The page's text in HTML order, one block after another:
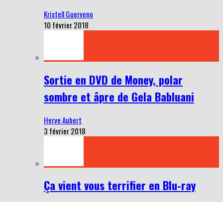
Kristell Guerveno
10 février 2018
Sortie en DVD de Money, polar
sombre et âpre de Gela Babluani
Herve Aubert
3 février 2018
Ça vient vous terrifier en Blu-ray